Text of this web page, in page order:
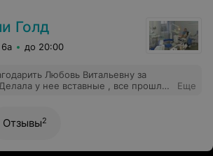
Голд
до 20:00
Витальевну за
у нее вставные , все прошло
человек и как специалист
. Всем рекомендую
Еще
Отзывы2